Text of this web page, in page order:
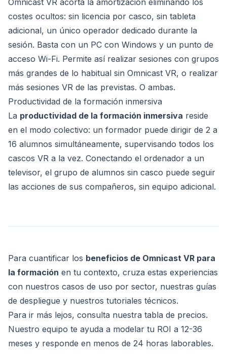
Omnicast VR acorta la amortización eliminando los
costes ocultos: sin licencia por casco, sin tableta
adicional, un único operador dedicado durante la
sesión. Basta con un PC con Windows y un punto de
acceso Wi-Fi. Permite así realizar sesiones con grupos
más grandes de lo habitual sin Omnicast VR, o realizar
más sesiones VR de las previstas. O ambas.
Productividad de la formación inmersiva
La productividad de la formación inmersiva reside
en el modo colectivo: un formador puede dirigir de 2 a
16 alumnos simultáneamente, supervisando todos los
cascos VR a la vez. Conectando el ordenador a un
televisor, el grupo de alumnos sin casco puede seguir
las acciones de sus compañeros, sin equipo adicional.
Para cuantificar los beneficios de Omnicast VR para
la formación en tu contexto, cruza estas experiencias
con nuestros casos de uso por sector, nuestras guías
de despliegue y nuestros tutoriales técnicos.
Para ir más lejos, consulta nuestra tabla de precios.
Nuestro equipo te ayuda a modelar tu ROI a 12-36
meses y responde en menos de 24 horas laborables.